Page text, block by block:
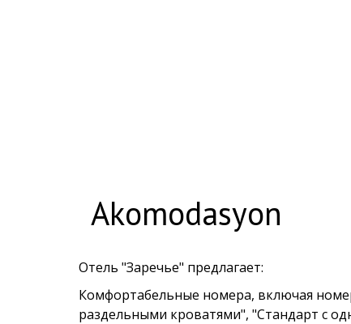
Akomodasyon
Отель "Заречье" предлагает:
Комфортабельные номера, включая
раздельными кроватями", "Стандарт с